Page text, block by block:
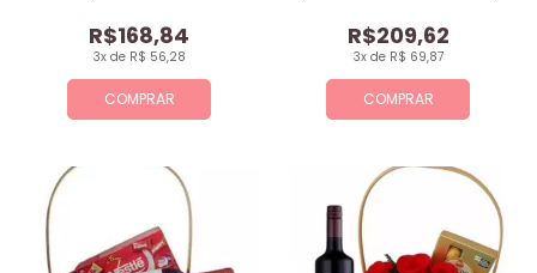
COMPRAR
3x de R$ 56,28
R$168,84
COMPRAR
3x de R$ 69,87
R$209,62